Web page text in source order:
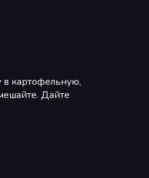
в картофельную,
Дайте